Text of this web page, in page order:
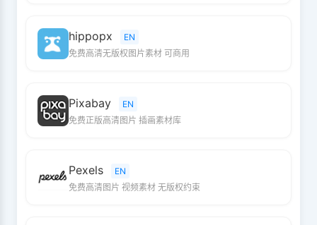
hippopx
EN
免费高清无版权图片素材 可商用
Pixabay
EN
免费正版高清图片 插画素材库
Pexels
EN
免费高清图片 视频素材 无版权约束